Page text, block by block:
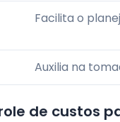
Facilita o
Auxilia na
de custos